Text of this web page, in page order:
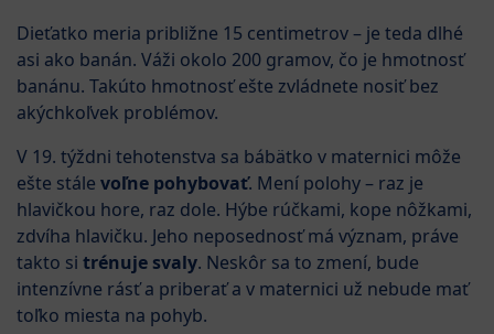
Dieťatko meria približne 15 centimetrov – je teda dlhé
asi ako banán. Váži okolo 200 gramov, čo je hmotnosť
banánu. Takúto hmotnosť ešte zvládnete nosiť bez
akýchkoľvek problémov.
V 19. týždni tehotenstva sa bábätko v maternici môže
ešte stále voľne pohybovať. Mení polohy – raz je
hlavičkou hore, raz dole. Hýbe rúčkami, kope nôžkami,
zdvíha hlavičku. Jeho neposednosť má význam, práve
takto si trénuje svaly. Neskôr sa to zmení, bude
intenzívne rásť a priberať a v maternici už nebude mať
toľko miesta na pohyb.